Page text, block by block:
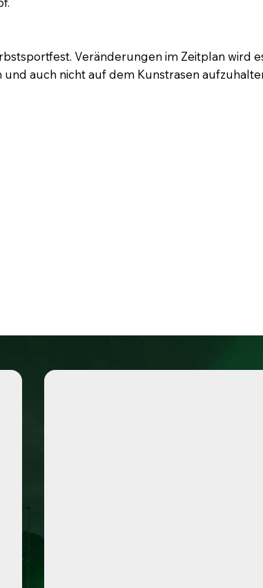
Veränderungen im Zeitplan wird
auch nicht auf dem Kunstrasen